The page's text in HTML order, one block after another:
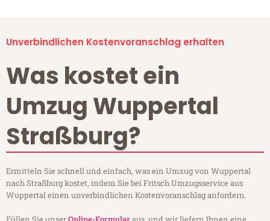
Unverbindlichen Kostenvoranschlag erhalten
Was kostet ein
Umzug Wuppertal
Straßburg?
Ermitteln Sie schnell und einfach, was ein Umzug von Wuppertal
nach Straßburg kostet, indem Sie bei Fritsch Umzugsservice aus
Wuppertal einen unverbindlichen Kostenvoranschlag anfordern.